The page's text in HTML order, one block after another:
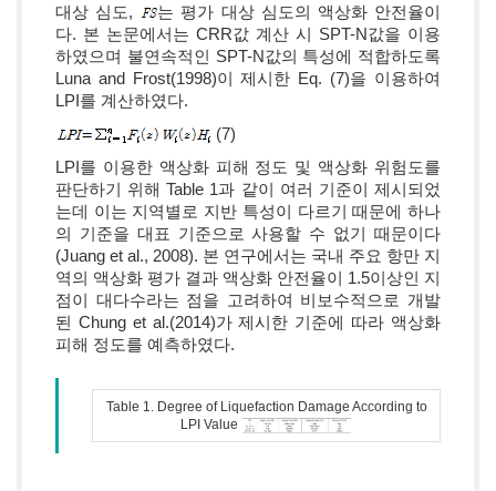
대상 심도,
는 평가 대상 심도의 액상화 안전율이
다. 본 논문에서는 CRR값 계산 시 SPT-N값을 이용
하였으며 불연속적인 SPT-N값의 특성에 적합하도록
Luna and Frost(1998)이 제시한 Eq. (7)을 이용하여
LPI를 계산하였다.
(7)
LPI를 이용한 액상화 피해 정도 및 액상화 위험도를
판단하기 위해 Table 1과 같이 여러 기준이 제시되었
는데 이는 지역별로 지반 특성이 다르기 때문에 하나
의 기준을 대표 기준으로 사용할 수 없기 때문이다
(Juang et al., 2008). 본 연구에서는 국내 주요 항만 지
역의 액상화 평가 결과 액상화 안전율이 1.5이상인 지
점이 대다수라는 점을 고려하여 비보수적으로 개발
된 Chung et al.(2014)가 제시한 기준에 따라 액상화
피해 정도를 예측하였다.
Table 1. Degree of Liquefaction Damage According to
LPI Value